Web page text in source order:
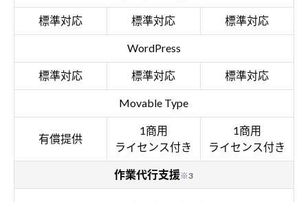
標準対応 標準対応 標準対応
WordPress
標準対応 標準対応 標準対応
Movable Type
有償提供
1商用
ライセンス付き
1商用
ライセンス付き
作業代行支援※3